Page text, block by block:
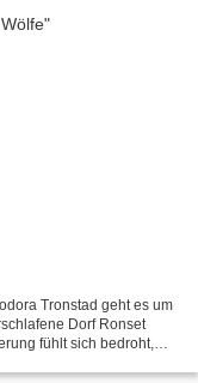
Tronstad geht es um
Dorf Ronset
fühlt sich bedroht,